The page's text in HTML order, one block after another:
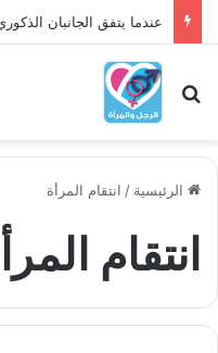
عندما يتفق الجانبان
بحث عن
الرئيسية / انتقام المرأة
انتقام